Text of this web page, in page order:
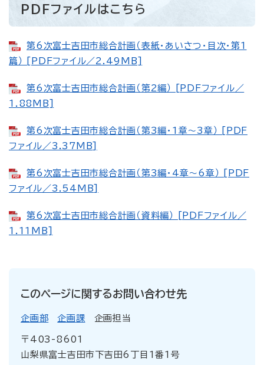
PDFファイルはこちら
第6次富士吉田市総合計画（表紙・あいさつ・目次・第1
篇） [PDFファイル／2.49MB]
第6次富士吉田市総合計画（第2編） [PDFファイル／
1.88MB]
第6次富士吉田市総合計画（第3編・1章～3章） [PDF
ファイル／3.37MB]
第6次富士吉田市総合計画（第3編・4章～6章） [PDF
ファイル／3.54MB]
第6次富士吉田市総合計画（資料編） [PDFファイル／
1.11MB]
このページに関するお問い合わせ先
企画部 企画課 企画担当
〒403-8601
山梨県富士吉田市下吉田6丁目1番1号